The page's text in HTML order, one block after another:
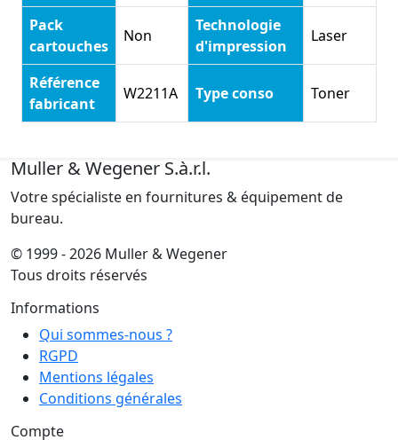
Pack
cartouches
Non
Technologie
d'impression
Laser
Référence
fabricant
W2211A Type conso Toner
Muller & Wegener S.à.r.l.
Votre spécialiste en fournitures & équipement de
bureau.
© 1999 - 2026 Muller & Wegener
Tous droits réservés
Informations
Qui sommes-nous ?
RGPD
Mentions légales
Conditions générales
Compte